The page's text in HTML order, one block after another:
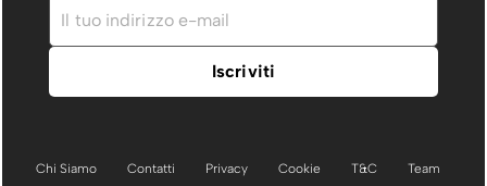
Chi Siamo Contatti Privacy Cookie T&C
Team